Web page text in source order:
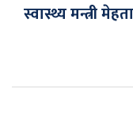
स्वास्थ्य मन्त्री